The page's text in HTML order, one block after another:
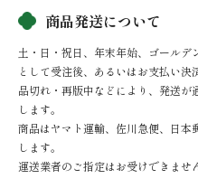
商品発送について
土・日・祝日、年末年始、ゴール
として受注後、あるいはお支払い決
品切れ・再版中などにより、発送
します。
商品はヤマト運輸、佐川急便、日本
します。
運送業者のご指定はお受けできませ